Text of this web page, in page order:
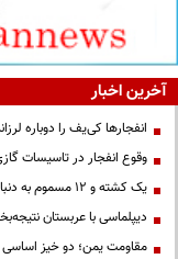
آخرین اخبار
انفجارها کی‌یف را دوباره
وقوع انفجار در تاسیسات
یک کشته و ۱۲ مسموم به دنبال مصرف مشروبات الکلی در نیشابور
دیپلماسی با عربستان
مقاومت یمن؛ دو خیز اساسی